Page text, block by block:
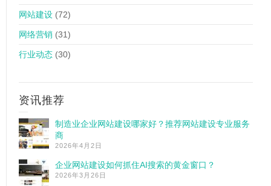
网站建设 (72)
网络营销 (31)
行业动态 (30)
资讯推荐
制造业企业网站建设哪家好？推荐网站建设专业服务
商
2026年4月2日
企业网站建设如何抓住AI搜索的黄金窗口？
2026年3月26日